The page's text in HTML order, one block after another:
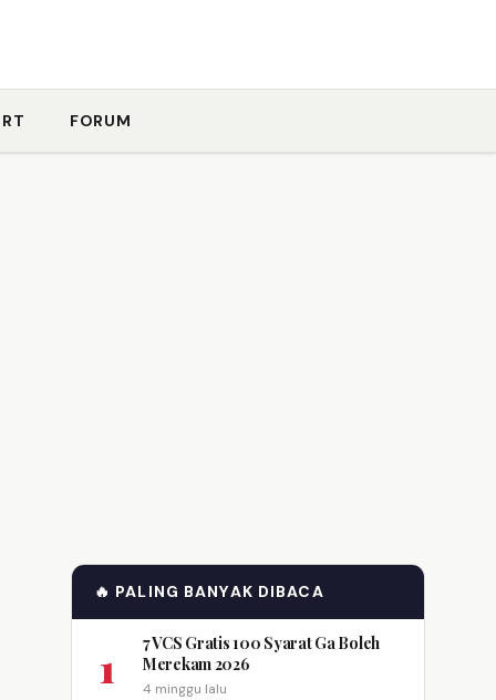
FORUM
🔥 PALING BANYAK DIBACA
1
7 VCS Gratis 100 Syarat Ga Boleh
Merekam 2026
4 minggu lalu